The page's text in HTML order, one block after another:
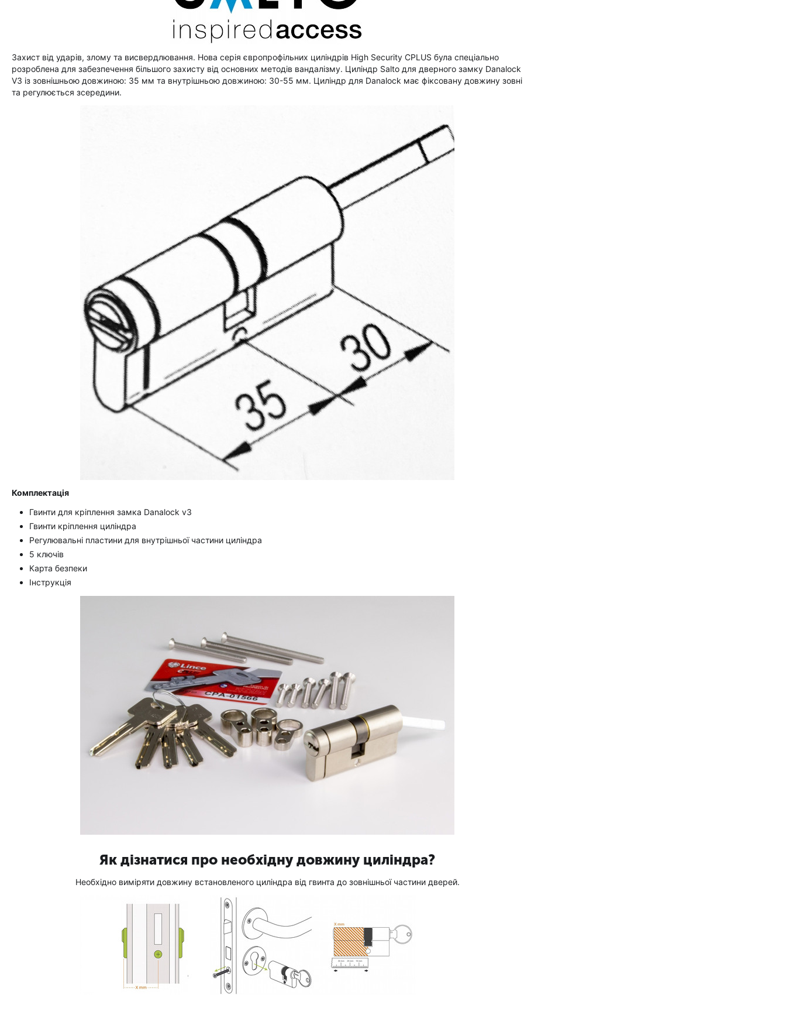
Захист від ударів, злому та висвердлювання. Нова серія європрофільних циліндрів High Security CPLUS була спеціально
розроблена для забезпечення більшого захисту від основних методів вандалізму. Циліндр Salto для дверного замку Danalock
V3 із зовнішньою довжиною: 35 мм та внутрішньою довжиною: 30-55 мм. Циліндр для Danalock має фіксовану довжину зовні
та регулюється зсередини.
Комплектація
Гвинти для кріплення замка Danalock v3
Гвинти кріплення циліндра
Регулювальні пластини для внутрішньої частини циліндра
5 ключів
Карта безпеки
Інструкція
Як дізнатися про необхідну довжину циліндра?
Необхідно виміряти довжину встановленого циліндра від гвинта до зовнішньої частини дверей.